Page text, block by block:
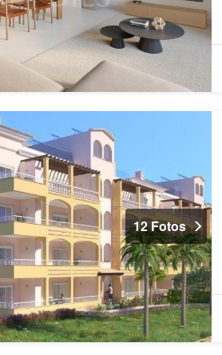
12 Fotos